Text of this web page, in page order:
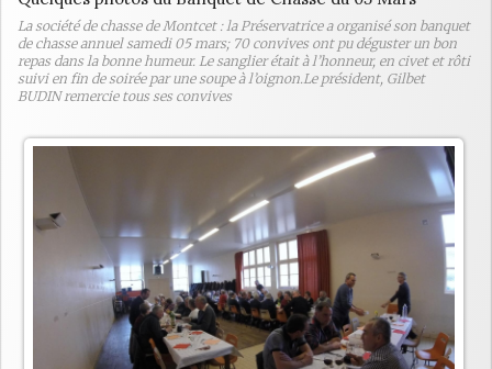
La société de chasse de Montcet : la Préservatrice a organisé son banquet
de chasse annuel samedi 05 mars; 70 convives ont pu déguster un bon
repas dans la bonne humeur. Le sanglier était à l’honneur, en civet et rôti
suivi en fin de soirée par une soupe à l’oignon.Le président, Gilbet
BUDIN remercie tous ses convives